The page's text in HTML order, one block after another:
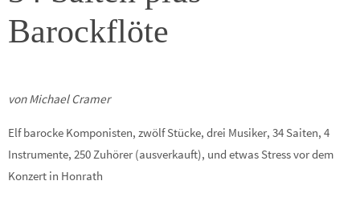
Barockflöte
von Michael Cramer
Elf barocke Komponisten, zwölf Stücke, drei Musiker, 34 Saiten, 4
Instrumente, 250 Zuhörer (ausverkauft), und etwas Stress vor dem
Konzert in Honrath